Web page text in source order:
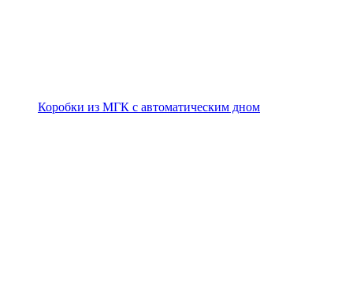
Коробки из МГК с автоматическим дном